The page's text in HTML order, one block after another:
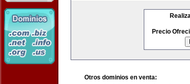
Precio
Otros dominios en venta: